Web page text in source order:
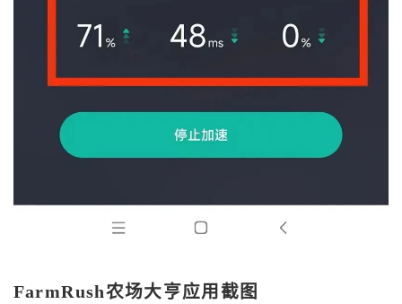
FarmRush农场大亨应用截图